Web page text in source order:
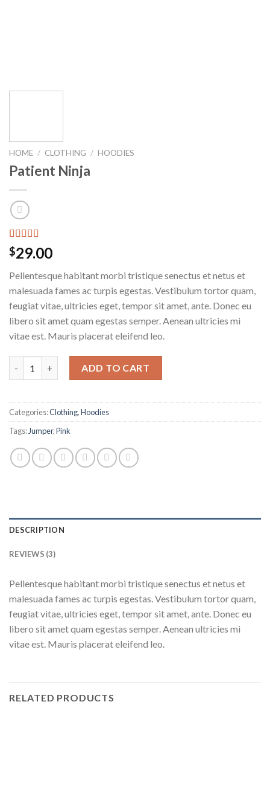
HOME / CLOTHING / HOODIES
Patient Ninja
Rated 4.67
out of 5
3
customer
ratings
$29.00
Pellentesque habitant morbi tristique senectus et netus et
malesuada fames ac turpis egestas. Vestibulum tortor quam,
feugiat vitae, ultricies eget, tempor sit amet, ante. Donec eu
libero sit amet quam egestas semper. Aenean ultricies mi
vitae est. Mauris placerat eleifend leo.
ADD TO CART
Categories:Clothing,Hoodies
Tags: Jumper,Pink
DESCRIPTION
REVIEWS (3)
Pellentesque habitant morbi tristique senectus et netus et
malesuada fames ac turpis egestas. Vestibulum tortor quam,
feugiat vitae, ultricies eget, tempor sit amet, ante. Donec eu
libero sit amet quam egestas semper. Aenean ultricies mi
vitae est. Mauris placerat eleifend leo.
RELATED PRODUCTS